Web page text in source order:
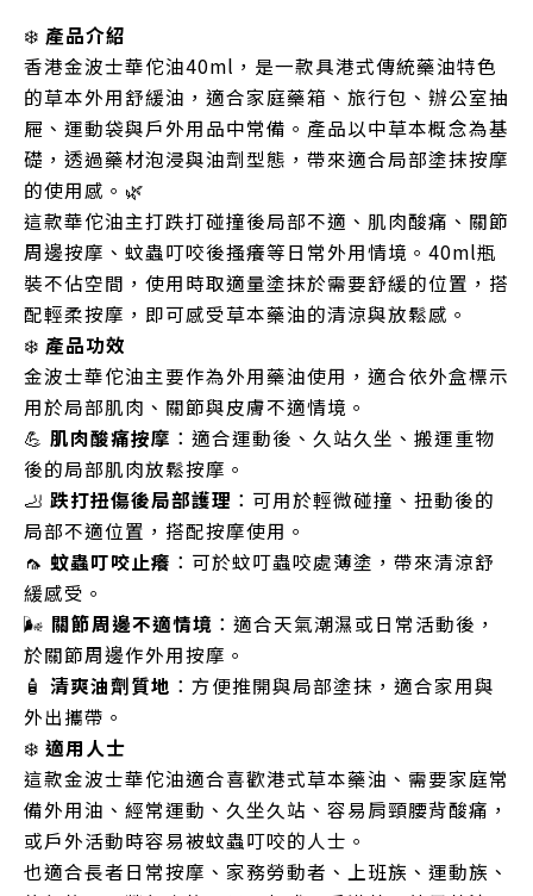
❄️ 產品介紹
香港金波士華佗油40ml，是一款具港式傳統藥油特色
的草本外用舒緩油，適合家庭藥箱、旅行包、辦公室抽
屜、運動袋與戶外用品中常備。產品以中草本概念為基
礎，透過藥材泡浸與油劑型態，帶來適合局部塗抹按摩
的使用感。🌿
這款華佗油主打跌打碰撞後局部不適、肌肉酸痛、關節
周邊按摩、蚊蟲叮咬後搔癢等日常外用情境。40ml瓶
裝不佔空間，使用時取適量塗抹於需要舒緩的位置，搭
配輕柔按摩，即可感受草本藥油的清涼與放鬆感。
❄️ 產品功效
金波士華佗油主要作為外用藥油使用，適合依外盒標示
用於局部肌肉、關節與皮膚不適情境。
💪 肌肉酸痛按摩 ：適合運動後、久站久坐、搬運重物
後的局部肌肉放鬆按摩。
🦶 跌打扭傷後局部護理 ：可用於輕微碰撞、扭動後的
局部不適位置，搭配按摩使用。
🦟 蚊蟲叮咬止癢 ：可於蚊叮蟲咬處薄塗，帶來清涼舒
緩感受。
🌬️ 關節周邊不適情境 ：適合天氣潮濕或日常活動後，
於關節周邊作外用按摩。
🧴 清爽油劑質地 ：方便推開與局部塗抹，適合家用與
外出攜帶。
❄️ 適用人士
這款金波士華佗油適合喜歡港式草本藥油、需要家庭常
備外用油、經常運動、久坐久站、容易肩頸腰背酸痛，
或戶外活動時容易被蚊蟲叮咬的人士。
也適合長者日常按摩、家務勞動者、上班族、運動族、